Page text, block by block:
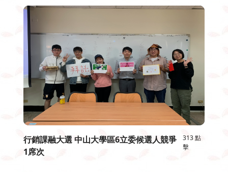
行銷課融大選 中山大學區6立委候選人競爭
1席次
313 點
擊